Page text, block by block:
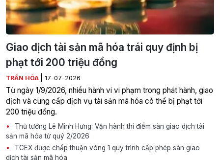
Giao dịch tài sản mã hóa trái quy định bị
phạt tới 200 triệu đồng
TRẦN HÒA 17-07-2026
Từ ngày 1/9/2026, nhiều hành vi vi phạm trong phát hành, giao
dịch và cung cấp dịch vụ tài sản mã hóa có thể bị phạt tới
200 triệu đồng.
Thủ tướng Lê Minh Hưng: Vận hành thí điểm sàn giao dịch tài
sản mã hóa từ quý 2/2026
TCEX được chấp thuận vòng 1 quy trình cấp phép sàn giao
dịch tài sản mã hóa